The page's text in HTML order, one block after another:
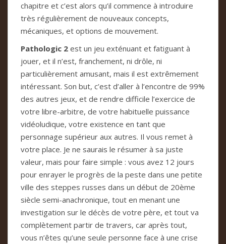
chapitre et c’est alors qu’il commence à introduire
très régulièrement de nouveaux concepts,
mécaniques, et options de mouvement.
Pathologic 2 est un jeu exténuant et fatiguant à
jouer, et il n’est, franchement, ni drôle, ni
particulièrement amusant, mais il est extrêmement
intéressant. Son but, c’est d’aller à l’encontre de 99%
des autres jeux, et de rendre difficile l’exercice de
votre libre-arbitre, de votre habituelle puissance
vidéoludique, votre existence en tant que
personnage supérieur aux autres. Il vous remet à
votre place. Je ne saurais le résumer à sa juste
valeur, mais pour faire simple : vous avez 12 jours
pour enrayer le progrès de la peste dans une petite
ville des steppes russes dans un début de 20ème
siècle semi-anachronique, tout en menant une
investigation sur le décès de votre père, et tout va
complètement partir de travers, car après tout,
vous n’êtes qu’une seule personne face à une crise